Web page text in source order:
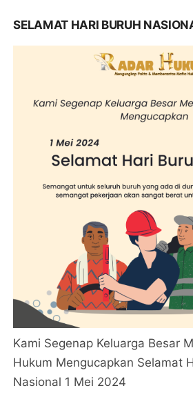
SELAMAT HARI BURUH
Kami Segenap Keluarga Besar
Hukum Mengucapkan Selamat
Nasional 1 Mei 2024